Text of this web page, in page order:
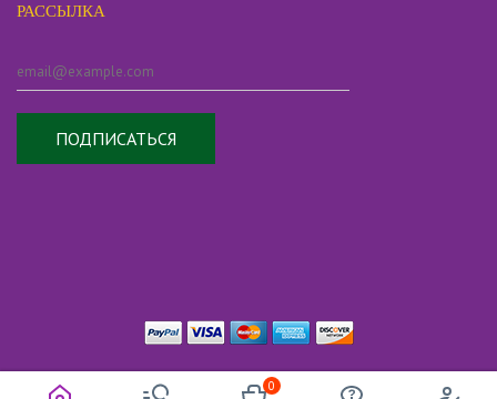
РАССЫЛКА
ПОДПИСАТЬСЯ
allThaiHerbs | All Rights Reserved
0